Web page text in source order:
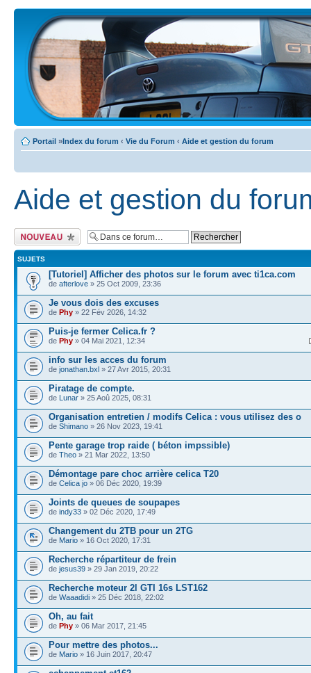
Portail »Index du forum ‹ Vie du Forum ‹ Aide et gestion du forum
Aide et gestion du
Ecrire un nouveau
sujet
SUJETS
[Tutoriel] Afficher des photos sur le forum avec ti1ca.com
de afterlove » 25 Oct 2009, 23:36
Je vous dois des excuses
de Phy » 22 Fév 2026, 14:32
Puis-je fermer Celica.fr ?
de Phy » 04 Mai 2021, 12:34
info sur les acces du forum
de jonathan.bxl » 27 Avr 2015, 20:31
Piratage de compte.
de Lunar » 25 Aoû 2025, 08:31
Organisation entretien / modifs Celica : vous utilisez des o
de Shimano » 26 Nov 2023, 19:41
Pente garage trop raide ( béton impssible)
de Theo » 21 Mar 2022, 13:50
Démontage pare choc arrière celica T20
de Celica jo » 06 Déc 2020, 19:39
Joints de queues de soupapes
de indy33 » 02 Déc 2020, 17:49
Changement du 2TB pour un 2TG
de Mario » 16 Oct 2020, 17:31
Recherche répartiteur de frein
de jesus39 » 29 Jan 2019, 20:22
Recherche moteur 2l GTI 16s LST162
de Waaadidi » 25 Déc 2018, 22:02
Oh, au fait
de Phy » 06 Mar 2017, 21:45
Pour mettre des photos...
de Mario » 16 Juin 2017, 20:47